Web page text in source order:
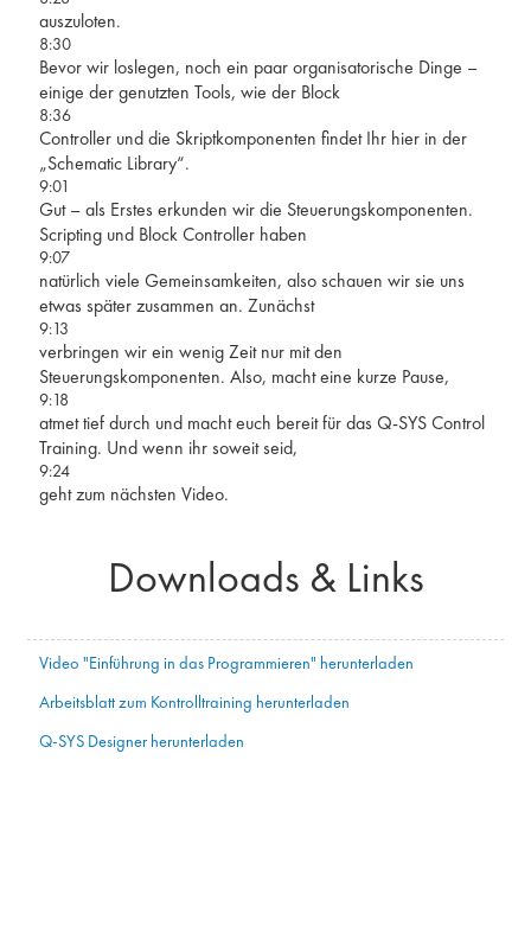
auszuloten.
8:30
Bevor wir loslegen, noch ein paar organisatorische Dinge –
einige der genutzten Tools, wie der Block
8:36
Controller und die Skriptkomponenten findet Ihr hier in der
„Schematic Library“.
9:01
Gut – als Erstes erkunden wir die Steuerungskomponenten.
Scripting und Block Controller haben
9:07
natürlich viele Gemeinsamkeiten, also schauen wir sie uns
etwas später zusammen an. Zunächst
9:13
verbringen wir ein wenig Zeit nur mit den
Steuerungskomponenten. Also, macht eine kurze Pause,
9:18
atmet tief durch und macht euch bereit für das Q-SYS Control
Training. Und wenn ihr soweit seid,
9:24
geht zum nächsten Video.
Downloads & Links
Video "Einführung in das Programmieren" herunterladen
Arbeitsblatt zum Kontrolltraining herunterladen
Q-SYS Designer herunterladen